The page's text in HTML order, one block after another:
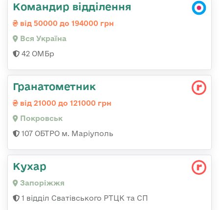
Командир відділення
від 50000 до 194000 грн
Вся Україна
42 ОМБр
Гранатометник
від 21000 до 121000 грн
Покровськ
107 ОБТРО м. Маріуполь
Кухар
Запоріжжя
1 відділ Сватівського РТЦК та СП